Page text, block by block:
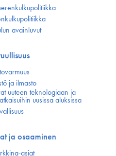
avainluvut
ja ilmasto
uuteen teknologiaan ja
uusissa aluksissa
ja osaaminen
asiat